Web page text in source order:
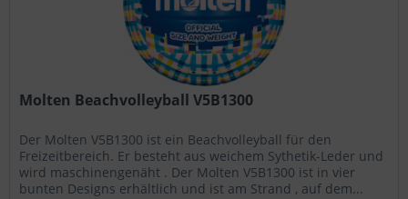
Molten Beachvolleyball V5B1300
Der Molten V5B1300 ist ein Beachvolleyball für den
Freizeitbereich. Er besteht aus weichem Sythetik-Leder und
wird maschinengenäht . Der Molten V5B1300 ist in vier
bunten Designs erhältlich und ist am Strand , auf dem...